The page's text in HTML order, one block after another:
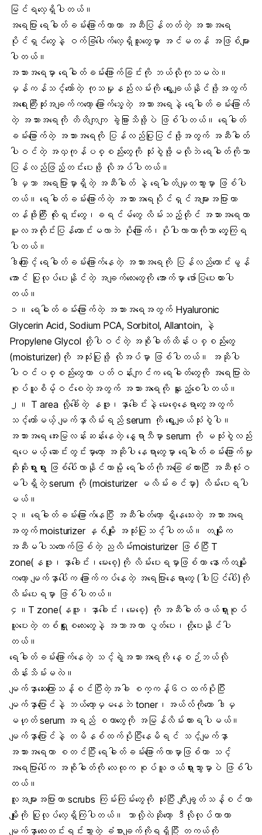
မြင်ရလေ့ရှိပါတယ်။
အရေပြား ရေဓါတ်ခမ်းခြောက်တာဟာ အဆီပြန်တတ်တဲ့ အသားအရေ
ပိုင်ရှင်တွေနဲ့ ဝက်ခြံပေါက်လေ့ရှိသူတွေမှာ အင်မတန် အဖြစ်များ
ပါတယ်။
အသားအရေမှာ ရေဓါတ်ခမ်းခြောက်ခြင်းကို ဘယ်လိုကုသမလဲ။
မှန်ကန်သင့်တော်တဲ့ ကုသမှုနည်းလမ်းကို ရွေးချယ်နိုင်ဖို့အတွက်
အရေးကြီးဆုံးအချက်ကတော့ ခြောက်သွေ့တဲ့ အသားအရေနဲ့ ရေဓါတ်ခမ်းခြောက်
တဲ့ အသားအရေကို တိတိကျကျ ခွဲခြားသိဖို့ပဲ ဖြစ်ပါတယ်။ ရေဓါတ်
ခမ်းခြောက်တဲ့ အသားအရေကို ပြန်လည်ပြုပြင်ဖို့အတွက် အဆီဓါတ်
ပါဝင်တဲ့ အလှကုန်ပစ္စည်းတွေကို သုံးစွဲဖို့မလိုဘဲ ရေဓါတ်ကိုသာ
ပြန်လည်ဖြည့်တင်းပေးဖို့ လိုအပ်ပါတယ်။
ဒါမှသာ အရေပြားမှာရှိတဲ့ အဆီဓါတ် နဲ့ ရေဓါတ်မျှတသွားမှာ ဖြစ်ပါ
တယ်။ ရေဓါတ်ခမ်းခြောက်တဲ့ အသားအရေပိုင်ရှင်အများအပြားဟာ
တန်ဖိုးကြီး လိုးရှင်းတွေ၊ခရင်မ်တွေ လိမ်းသည့်တိုင် အသားအရေဟာ
မူလအတိုင်းပြန်ကောင်းမလာဘဲ ပိုခြောက်၊ပိုပါးလာတာကိုသာ တွေ့ကြရ
ပါတယ်။
ဒါကြောင့် ရေဓါတ်ခမ်းခြောက်နေတဲ့ အသားအရေကို ပြန်လည်ကောင်းမွန်
အောင် ပြုလုပ်ပေးနိုင်တဲ့ အချက်လေးတွေကို အောက်မှာ ဖော်ပြပေးထားပါ
တယ်။
၁။ ရေဓါတ်ခမ်းခြောက်တဲ့ အသားအရေအတွက် Hyaluronic
Glycerin Acid, Sodium PCA, Sorbitol, Allantoin, နဲ့
Propylene Glycol တို့ပါဝင်တဲ့ အစိုဓါတ်ထိန်းပစ္စည်းတွေ
(moisturizer)ကို အသုံးပြုဖို့ လိုအပ်မှာ ဖြစ်ပါတယ်။ အဆိုပါ
ပါဝင်ပစ္စည်းတွေဟာ ပတ်ဝန်းကျင်က ရေဓါတ်တွေကို အရေပြားထဲ
စုပ်ယူစိမ့်ဝင်စေတဲ့အတွက် အသားအရေကို နူးညံ့စေပါတယ်။
၂။ T area လို့ခေါ်တဲ့ နဖူး၊နှာခေါင်းနဲ့ မေးစေ့နေရာတွေအတွက်
သင့်တော်မယ့် မျက်နှာလိမ်းရည် serum ကို ရွေးချယ်သုံးစွဲပါ။
အသားအရေ အေးမြလန်းဆန်းနေတဲ့ နွေရာသီမှာ serum ကို မသုံးစွဲလည်း
ရပေမယ့် ဆောင်းတွင်းမှာတော့ အဆိုပါ နေရာတွေမှာ ရေဓါတ်ခမ်းခြောက်မှု
ဆိုးဆိုးရွားရွား ဖြစ်ပေါ်လာနိုင်တာမို့ ရေဓါတ်ကိုအခြေခံထားပြီး အဆီလုံးဝ
မပါရှိတဲ့ serum ကို (moisturizer မလိမ်းခင်မှာ) လိမ်းပေးရပါ
မယ်။
၃။ ရေဓါတ်ခမ်းခြောက်နေပြီး အဆီဓါတ်တော့ ရှိနေသေးတဲ့ အသားအရေ
အတွက် moisturizer နှစ်မျိုး အသုံးပြုသင့်ပါတယ်။ တမျိုးက
အဆီမပါသလောက်ဖြစ်တဲ့ ညလိမ်းmoisturizer ဖြစ်ပြီး T
zone(နဖူး၊နှာခေါင်း၊မေးစေ့)ကို လိမ်းပေးရမှာဖြစ်ကာ နောက်တမျိုး
ကတော့ မျက်နှာပေါ်က ခြောက်ကပ်နေတဲ့ အရေပြားနေရာတွေ (ပါးပြင်ပေါ်)ကို
လိမ်းပေးရမှာ ဖြစ်ပါတယ်။
၄။T zone(နဖူး၊နှာခေါင်း၊မေးစေ့) ကို အဆီဓါတ်ဖယ်ရှားစုပ်
ယူပေးတဲ့ တစ်ရှူးစလေးတွေနဲ့ အသာအယာ ပွတ်ပေး၊တို့ပေးနိုင်ပါ
တယ်။
ရေဓါတ်ခမ်းခြောက်နေတဲ့ သင့်ရဲ့အသားအရေကို နေ့စဉ်ဘယ်လို
ထိန်းသိမ်းမလဲ။
မျက်နှာဆေးကြောသန့်စင်ပြီးတဲ့အခါ စက္ကန့်၆၀ထက်ပိုပြီး
မျက်နှာပြောင်နဲ့ ဘယ်တော့မှမနေဘဲ toner၊အယ်လ်ကိုဟော ဒါမှ
မဟုတ် serum အရည် စတာတွေကို အမြန်လိမ်းထားရပါမယ်။
မျက်နှာပြောင်နဲ့ တမိနစ်ထက်ပိုပြီးနေမိရင် သင့်မျက်နှာ
အသားအရေဟာ စတင်ပြီး ရေဓါတ်ခမ်းခြောက်လာမှာဖြစ်ကာ သင့်
အရေပြားပေါ်က အစိုဓါတ်ကို လေထုက စုပ်ယူဖယ်ရှားသွားမှာပဲ ဖြစ်ပါ
တယ်။
လူအများအပြားဟာ scrubs ကြမ်းကြမ်းတွေကို သုံးပြီး ဂျီးချွတ်သန့်စင်တာ
မျိုးကို ပြုလုပ်လေ့ရှိကြပါတယ်။ ဘာလို့လဲဆိုတော့ ဒီလိုလုပ်တာဟာ
မျက်နှာလေးတင်းရင်းသွားတဲ့ ခံစားချက်ကိုရရှိပြီး တကယ်ကို